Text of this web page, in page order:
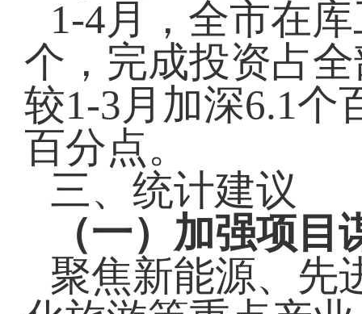
1-4月，全市在
个，完成投资占
较1-3月加深6.1个
百分点。
三、统计建议
（一）加强项目
聚焦新能源、先